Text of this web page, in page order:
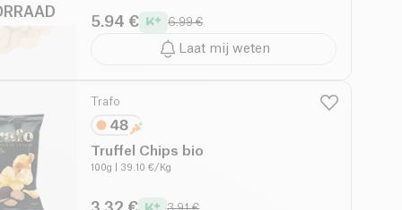
5.94 € 6.99 €
Laat mij weten
Trafo
Truffel Chips bio
100g | 39.10 €/Kg